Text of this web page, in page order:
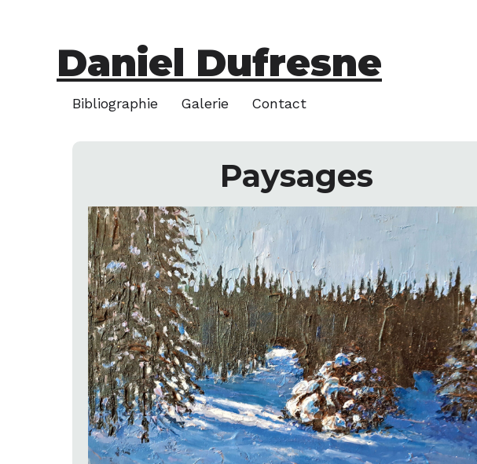
Daniel Dufresne
Bibliographie Galerie Contact
Paysages